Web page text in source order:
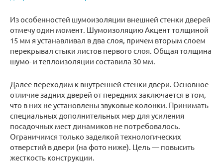
Из особенностей шумоизоляции внешней стенки дверей
отмечу один момент. Шумоизоляцию Акцент толщиной
15 мм я устанавливал в два слоя, причем вторым слоем
перекрывал стыки листов первого слоя. Общая толщина
шумо- и теплоизоляции составила 30 мм.
Далее переходим к внутренней стенки двери. Основное
отличие задних дверей от передних заключается в том,
что в них не установлены звуковые колонки. Принимать
специальных дополнительных мер для усиления
посадочных мест динамиков не потребовалось.
Ограничимся только заделкой технологических
отверстий в двери (на фото ниже). Цель — повысить
жесткость конструкции.